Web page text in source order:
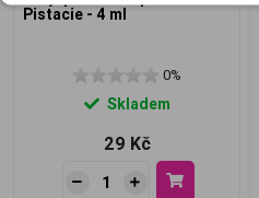
Pistacie - 4 ml
0%
Skladem
29 Kč